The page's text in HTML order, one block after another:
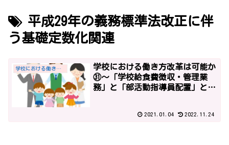
平成29年の義務標準法改正に伴
う基礎定数化関連
学校における働き方改革
学校における働き方改革は可能か
㉛～「学校給食費徴収・管理業
務」と「部活動指導員配置」と平
2021.01.04 2022.11.24